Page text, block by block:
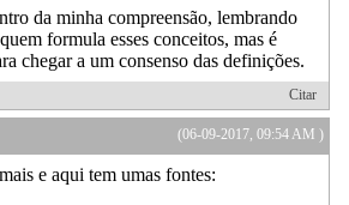
da minha compreensão, lembrando
formula esses conceitos, mas é
chegar a um consenso das definições.
Citar
(06-09-2017, 09:54 AM )
e aqui tem umas fontes: